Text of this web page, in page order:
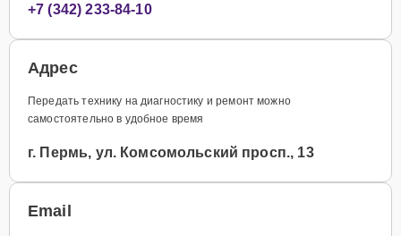
+7 (342) 233-84-10
Адрес
Передать технику на диагностику и ремонт можно
самостоятельно в удобное время
г. Пермь, ул. Комсомольский просп., 13
Email